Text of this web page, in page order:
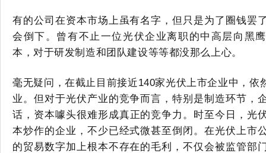
有的公司在资本市场上虽有名字，但只是为了圈钱罢
会倒下。 曾有不止一位光伏企业离职的中高层向黑
本，对于研发制造和团队建设等等都没那么上心。
毫无疑问，在截止目前接近140家光伏上市企业中，依
业。但对于光伏产业的竞争而言，特别是制造环节，
话 ， 资本噱头很难形成真正的竞争力。 时至今日，光
本炒作的企业，不少已经式微甚至倒闭。在光伏上市
的贸易数字加上根本不存在的毛利，不仅会被监管部